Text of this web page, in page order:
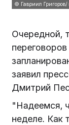
© Гавриил
Очередной,
заявил
Дмитрий
"Надеемся,
неделе. Как